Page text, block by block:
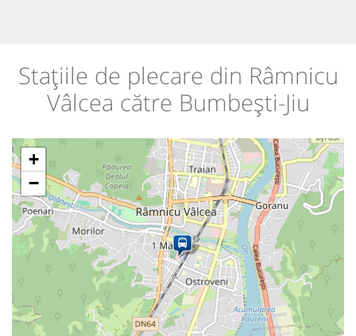
Stațiile de plecare din Râmnicu
Vâlcea către Bumbești-Jiu
+
−